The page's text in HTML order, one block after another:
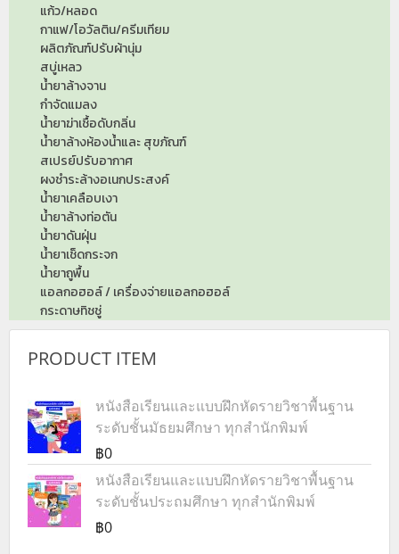
แก้ว/หลอด
กาแฟ/โอวัลติน/ครีมเทียม
ผลิตภัณฑ์ปรับผ้านุ่ม
สบู่เหลว
น้ำยาล้างจาน
กำจัดแมลง
น้ำยาฆ่าเชื้อดับกลิ่น
น้ำยาล้างห้องน้ำและ สุขภัณฑ์
สเปรย์ปรับอากาศ
ผงชำระล้างอเนกประสงค์
น้ำยาเคลือบเงา
น้ำยาล้างท่อตัน
น้ำยาดันฝุ่น
น้ำยาเช็ดกระจก
น้ำยาถูพื้น
แอลกอฮอล์ / เครื่องจ่ายแอลกอฮอล์
กระดาษทิชชู่
PRODUCT ITEM
หนังสือเรียนและแบบฝึกหัดรายวิชาพื้นฐาน
ระดับชั้นมัธยมศึกษา ทุกสำนักพิมพ์
฿0
หนังสือเรียนและแบบฝึกหัดรายวิชาพื้นฐาน
ระดับชั้นประถมศึกษา ทุกสำนักพิมพ์
฿0